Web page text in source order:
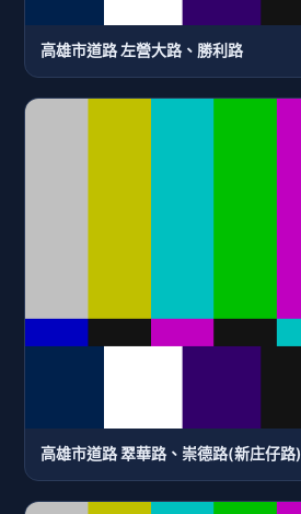
高雄市道路 左營大路、勝利路
高雄市道路 翠華路、崇德路(新庄仔路)